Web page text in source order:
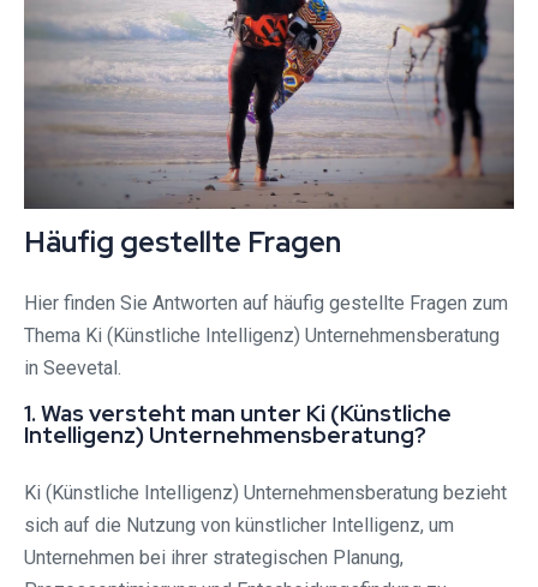
Häufig gestellte Fragen
Hier finden Sie Antworten auf häufig gestellte Fragen zum
Thema Ki (Künstliche Intelligenz) Unternehmensberatung
in Seevetal.
1. Was versteht man unter Ki (Künstliche
Intelligenz) Unternehmensberatung?
Ki (Künstliche Intelligenz) Unternehmensberatung bezieht
sich auf die Nutzung von künstlicher Intelligenz, um
Unternehmen bei ihrer strategischen Planung,